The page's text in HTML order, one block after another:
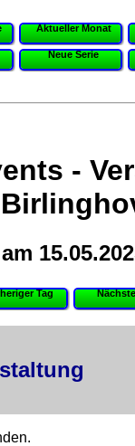
Aktueller Monat
Neue Serie
-
am
Tag